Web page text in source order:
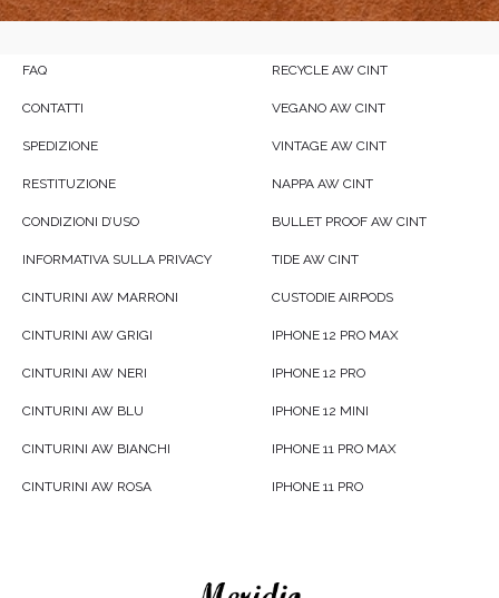
FAQ
CONTATTI
SPEDIZIONE
RESTITUZIONE
CONDIZIONI D’USO
INFORMATIVA SULLA PRIVACY
CINTURINI AW MARRONI
CINTURINI AW GRIGI
CINTURINI AW NERI
CINTURINI AW BLU
CINTURINI AW BIANCHI
CINTURINI AW ROSA
RECYCLE AW CINT
VEGANO AW CINT
VINTAGE AW CINT
NAPPA AW CINT
BULLET PROOF AW CINT
TIDE AW CINT
CUSTODIE AIRPODS
IPHONE 12 PRO MAX
IPHONE 12 PRO
IPHONE 12 MINI
IPHONE 11 PRO MAX
IPHONE 11 PRO